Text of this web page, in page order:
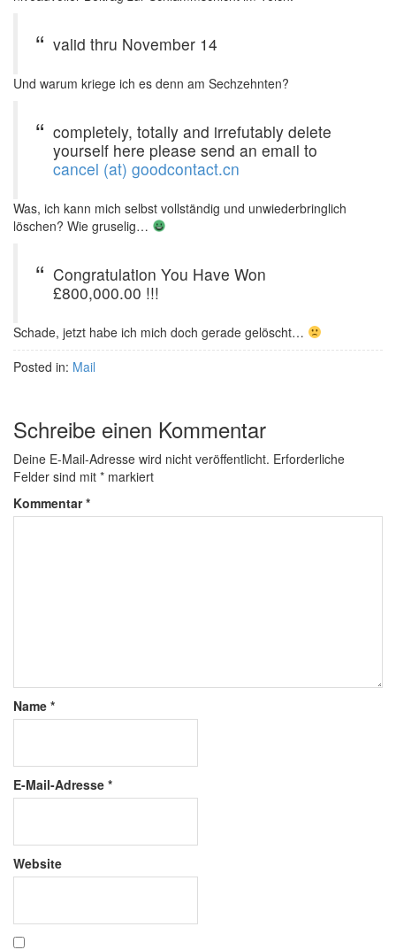
valid thru November 14
Und warum kriege ich es denn am Sechzehnten?
completely, totally and irrefutably delete
yourself here please send an email to
cancel (at) goodcontact.cn
Was, ich kann mich selbst vollständig und unwiederbringlich
löschen? Wie gruselig…
Congratulation You Have Won
£800,000.00 !!!
Schade, jetzt habe ich mich doch gerade gelöscht…
Posted in: Mail
Schreibe einen Kommentar
Deine E-Mail-Adresse wird nicht veröffentlicht. Erforderliche
Felder sind mit * markiert
Kommentar*
Name *
E-Mail-Adresse *
Website